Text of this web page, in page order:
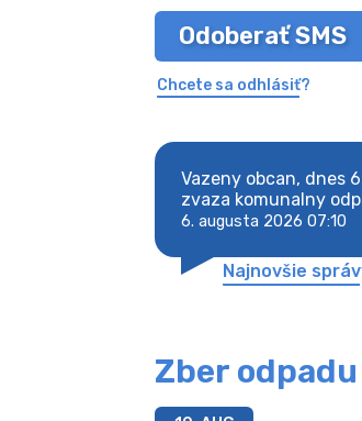
Odoberať SMS
Chcete sa odhlásiť?
Vazeny obcan, dnes
zvaza komunalny
6. augusta 2026 07:10
Najnovšie
Zber odpadu